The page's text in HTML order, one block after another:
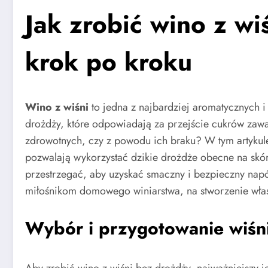
Jak zrobić wino z
krok po kroku
Wino z wiśni to jedna z najbardziej aromatycznych
drożdży, które odpowiadają za przejście cukrów
zdrowotnych, czy z powodu ich braku? W tym
pozwalają wykorzystać dzikie drożdże obecne na
przestrzegać, aby uzyskać smaczny i bezpieczny
miłośnikom domowego winiarstwa, na stworzenie
Wybór i przygotowanie